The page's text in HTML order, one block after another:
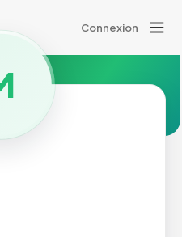
Connexion